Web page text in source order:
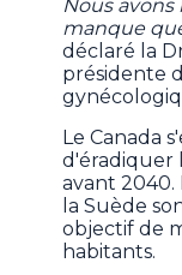
Nous
manque
déclaré la
présidente
Le Canada
d'éradiquer
avant 2040.
la Suède
objectif de
habitants.